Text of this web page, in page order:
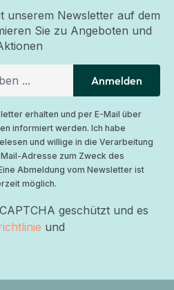
unserem Newsletter auf dem
Sie zu Angeboten und
Anmelden
erhalten und per E-Mail über
informiert werden. Ich habe
und willige in die Verarbeitung
Adresse zum Zweck des
Abmeldung vom Newsletter ist
möglich.
geschützt und es
und